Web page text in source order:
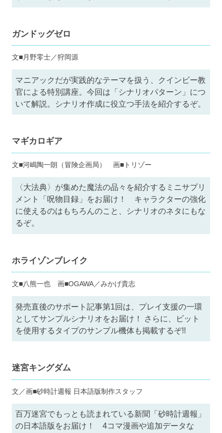
ガンドッグゼロ
文■月野零士／狩岡源
マニアックだが実践的なテーマを扱う、クインビー教
官による特別講座。今回は「シナリオパターン」につ
いて解説。シナリオ作成に役立つ手法を紹介するぞ。
マギカロギア
文■河嶋陶一朗（冒険企画局） 画■トリゾー
〈大法典〉が集めた魔法の品々を紹介するミニサプリ
メント「呪物目録」をお届け！ キャラクターの強化
に使えるのはもちろんのこと、シナリオのネタにもな
るぞ。
ホライゾンブレイク
文■八熊一也 画■OGAWA／みかげ貴志
発売直後のサポート記事第1回は、プレイ支援の一環
としてサンプルシナリオをお届け！ さらに、ビット
を使用するタイプのサンプル機体も掲載するぞ!!
迷宮キングダム
文／画■砂時計週報 日本語版制作スタッフ
百万迷宮でもっとも読まれている新聞「砂時計週報」
の日本語版をお届け！ 4コマ漫画や追加データな